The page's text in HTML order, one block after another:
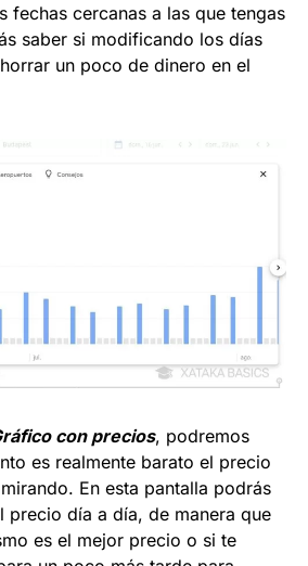
fechas cercanas a las que tengas
saber si modificando los días
un poco de dinero en el
con precios, podremos
es realmente barato el precio
En esta pantalla podrás
precio día a día, de manera que
es el mejor precio o si te